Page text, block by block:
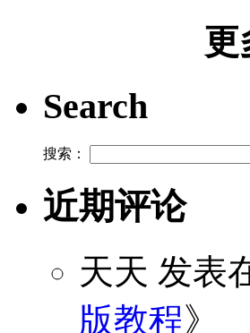
更
Search
搜索：
近期评论
天天 发表
版教程》